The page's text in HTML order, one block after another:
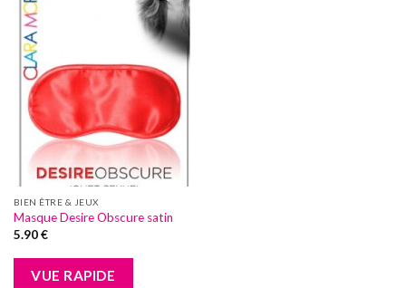
Add to
wishlist
BIEN ÊTRE & JEUX
Masque Desire Obscure satin
5.90€
VUE RAPIDE